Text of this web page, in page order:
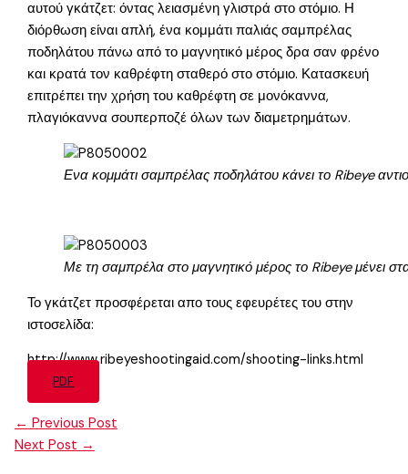
αυτού γκάτζετ: όντας λειασμένη γλιστρά στο στόμιο. Η
διόρθωση είναι απλή, ένα κομμάτι παλιάς σαμπρέλας
ποδηλάτου πάνω από το μαγνητικό μέρος δρα σαν φρένο
και κρατά τον καθρέφτη σταθερό στο στόμιο. Κατασκευή
επιτρέπει την χρήση του καθρέφτη σε μονόκαννα,
πλαγιόκαννα σουπερποζέ όλων των διαμετρημάτων.
Ενα κομμάτι σαμπρέλας ποδηλάτου κάνει το Ribeye
Με τη σαμπρέλα στο μαγνητικό μέρος το Ribeye μένει
Το γκάτζετ προσφέρεται απο τους εφευρέτες του στην
ιστοσελίδα:
http://www.ribeyeshootingaid.com/shooting-links.html
PDF
← Previous Post
Next Post →